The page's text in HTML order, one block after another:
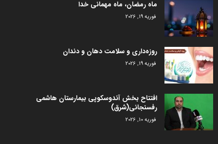
ماه رمضان، ماه مهمانی خدا
فوریه 19, 2026
روزه‌داری و سلامت دهان و دندان
فوریه 19, 2026
افتتاح بخش آندوسکوپی بیمارستان هاشمی
رفسنجانی(شرق)
فوریه 10, 2026